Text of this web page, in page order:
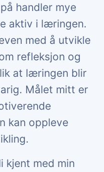
handler mye
aktiv i læringen.
med å utvikle
refleksjon og
at læringen blir
Målet mitt er
kan oppleve
kjent med min